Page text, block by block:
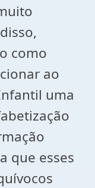
como
ao
uma
que esses